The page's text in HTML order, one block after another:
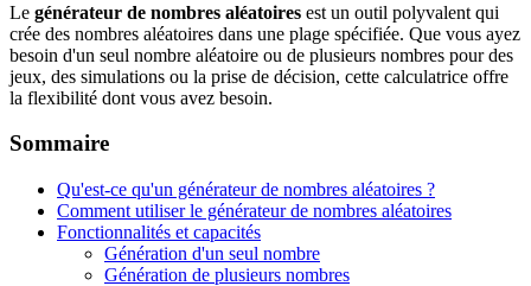
Le générateur de nombres aléatoires est un outil polyvalent qui
crée des nombres aléatoires dans une plage spécifiée. Que vous ayez
besoin d'un seul nombre aléatoire ou de plusieurs nombres pour des
jeux, des simulations ou la prise de décision, cette calculatrice offre
la flexibilité dont vous avez besoin.
Sommaire
Qu'est-ce qu'un générateur de nombres aléatoires ?
Comment utiliser le générateur de nombres aléatoires
Fonctionnalités et capacités
Génération d'un seul nombre
Génération de plusieurs nombres